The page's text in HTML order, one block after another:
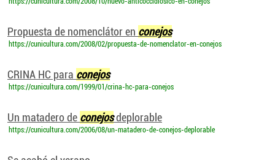
Propuesta de nomenclátor en conejos
https://cunicultura.com/2008/02/propuesta-de-nomenclator-en-conejos
CRINA HC para conejos
https://cunicultura.com/1999/01/crina-hc-para-conejos
Un matadero de conejosdeplorable
https://cunicultura.com/2006/08/un-matadero-de-conejos-deplorable